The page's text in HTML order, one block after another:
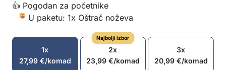
👍 Pogodan za početnike
U paketu: 1x Oštrač noževa
1x
27,99 €/komad
Najbolji izbor
2x
23,99 €/komad
3x
20,99 €/komad